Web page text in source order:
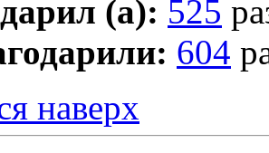
(а): 525
604
наверх